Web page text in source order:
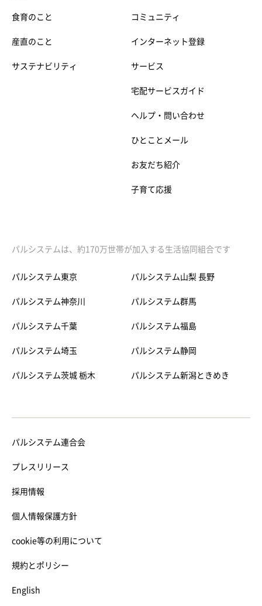
食育のこと
産直のこと
サステナビリティ
コミュニティ
インターネット登録
サービス
宅配サービスガイド
ヘルプ・問い合わせ
ひとことメール
お友だち紹介
子育て応援
パルシステムは、約170万世帯が加入する生活協同組合です
パルシステム東京
パルシステム神奈川
パルシステム千葉
パルシステム埼玉
パルシステム茨城 栃木
パルシステム山梨 長野
パルシステム群馬
パルシステム福島
パルシステム静岡
パルシステム新潟ときめき
パルシステム連合会
プレスリリース
採用情報
個人情報保護方針
cookie等の利用について
規約とポリシー
English